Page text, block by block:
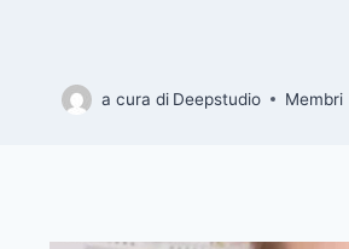
a cura di Deepstudio Membri